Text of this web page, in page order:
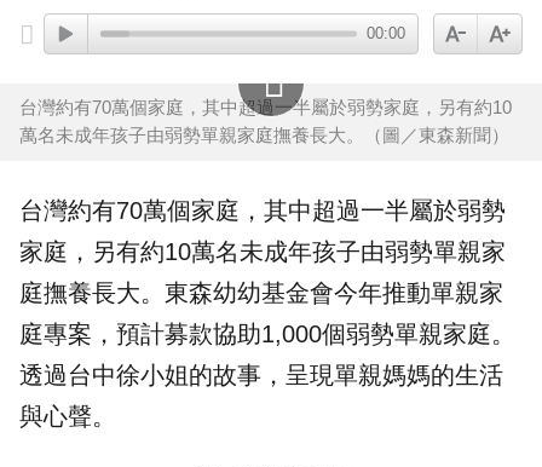
00:00
台灣約有70萬個家庭，其中超過一半屬於弱勢家庭，另有約10
萬名未成年孩子由弱勢單親家庭撫養長大。（圖／東森新聞）
台灣約有70萬個家庭 ，其中超過一半屬於弱勢
家庭，另有約10萬名未成年孩子由弱勢單親家
庭撫養長大。東森幼幼基金會今年推動單親家
庭專案 ，預計募款協助1,000個弱勢單親家庭。
透過台中徐小姐的故事，呈現單親媽媽的生活
與心聲。